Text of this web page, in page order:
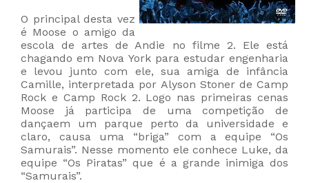
O principal desta vez
é Moose o amigo da
escola de artes de Andie no filme 2. Ele está
chagando em Nova York para estudar engenharia
e levou junto com ele, sua amiga de infância
Camille, interpretada por Alyson Stoner de Camp
Rock e Camp Rock 2. Logo nas primeiras cenas
Moose já participa de uma competição de
dançaem um parque perto da universidade e
claro, causa uma “briga” com a equipe “Os
Samurais”. Nesse momento ele conhece Luke, da
equipe “Os Piratas” que é a grande inimiga dos
“Samurais”.